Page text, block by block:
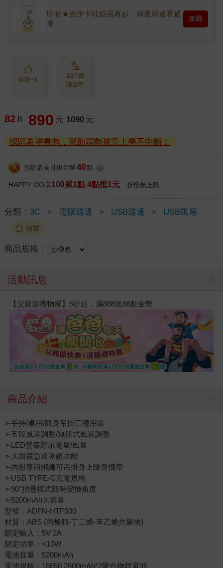
呀哈★吉伊卡哇旋風再起，精選周邊看過
來
加購
喜歡+1
寫評價
賺金幣
82 折 890 元 1090 元
認購希望書包，幫助弱勢孩童上學不中斷！
預計最高可得金幣 40 點
HAPPY GO享100累1點 4點抵1元 折抵無上限
分類： 3C ＞ 電腦週邊 ＞ USB週邊 ＞ USB風扇
追蹤
商品規格：
活動訊息
【父親節禮物展】5折起，滿888送88點金幣
商品介紹
➣手持/桌用/隨身吊掛三種用途
➣五段風速調整/無段式風速調整
➣LED螢幕顯示電量/風量
➣大面積急速冰鎮功能
➣內附專用綁繩可吊掛身上隨身攜帶
➣USB TYPE-C充電規格
➣90°摺疊模式隨時變換角度
➣5200mAh大容量
型號：ADFN-HTF500
材質：ABS (丙烯腈-丁二烯-苯乙烯共聚物)
額定輸入：5V 2A
額定功率：<10W
電池容量：5200mAh
電池規格：18650 2600mAh*2聚合物鋰電池